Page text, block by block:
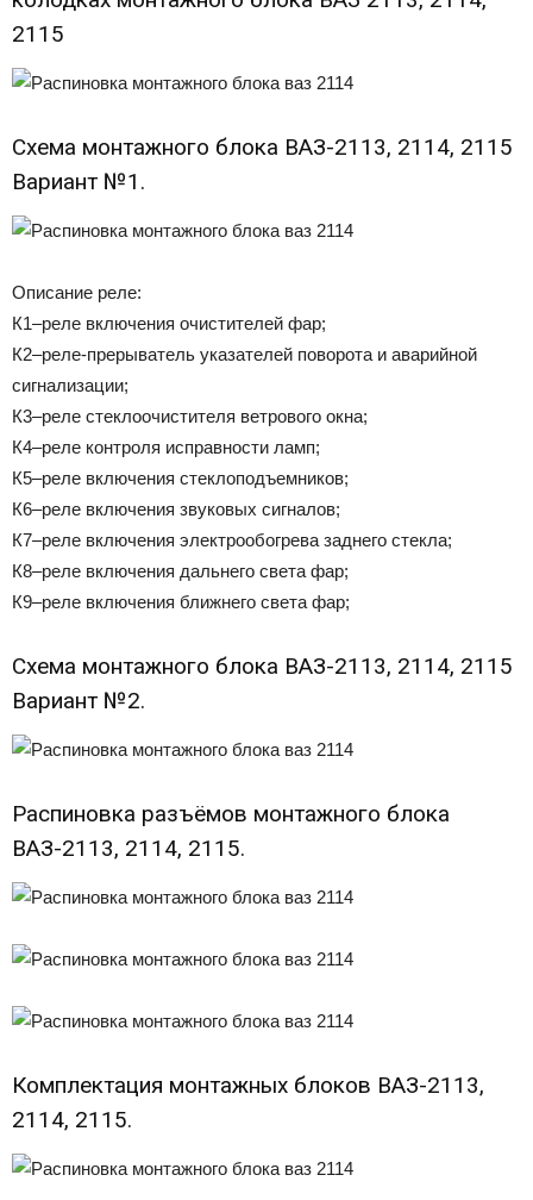
2115
Схема монтажного блока ВАЗ-2113, 2114, 2115
Вариант №1.
Описание реле:
К1–реле включения очистителей фар;
К2–реле-прерыватель указателей поворота и аварийной
сигнализации;
К3–реле стеклоочистителя ветрового окна;
К4–реле контроля исправности ламп;
К5–реле включения стеклоподъемников;
К6–реле включения звуковых сигналов;
К7–реле включения электрообогрева заднего стекла;
К8–реле включения дальнего света фар;
К9–реле включения ближнего света фар;
Схема монтажного блока ВАЗ-2113, 2114, 2115
Вариант №2.
Распиновка разъёмов монтажного блока
ВАЗ-2113, 2114, 2115.
Комплектация монтажных блоков ВАЗ-2113,
2114, 2115.